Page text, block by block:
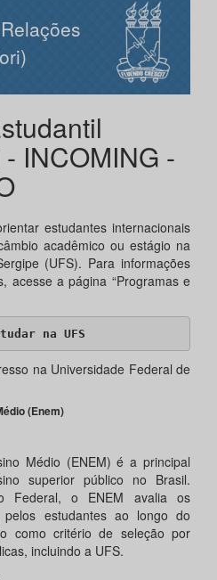
INCOMING -
estudantes internacionais
acadêmico ou estágio na
(UFS). Para informações
acesse a página “Programas e
na UFS
na Universidade Federal de
(Enem)
Médio (ENEM) é a principal
superior público no Brasil.
Federal, o ENEM avalia os
pelos estudantes ao longo do
como critério de seleção por
incluindo a UFS.